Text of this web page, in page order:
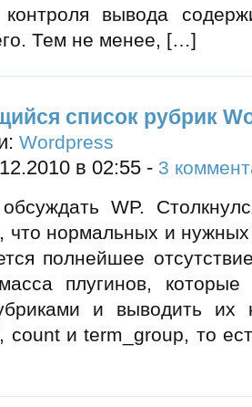
контроля вывода
Тем не менее, […]
список рубрик
Wordpress
в 02:55 - 3
WP.
что нормальных и
полнейшее
плугинов, которые
и выводить
count и term_group, то